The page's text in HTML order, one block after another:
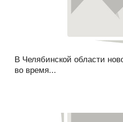
В Челябинской области
во время...